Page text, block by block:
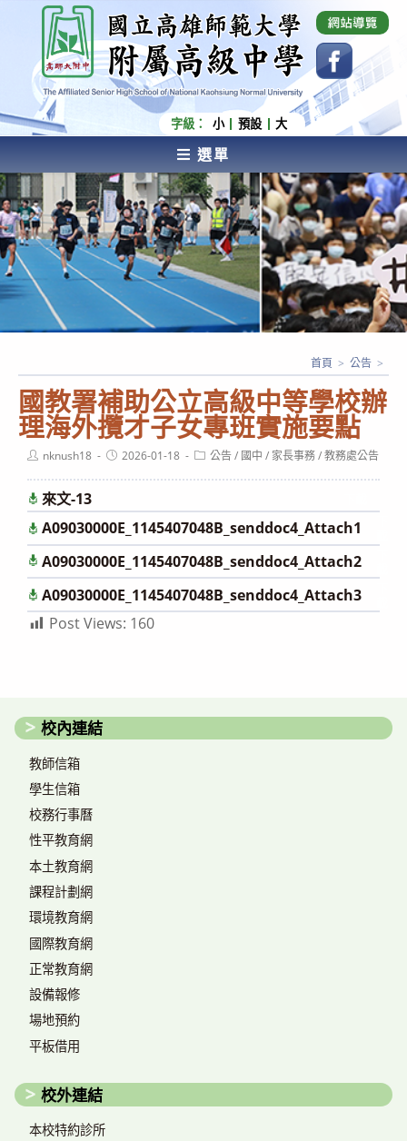
內
容
國立高雄師範大學附屬高級中學 Affiliated Senior
High School of National Kaohsiung Normal
University
字級： 小 預設 大
選單
AFFILIATED SENIOR HIGH SCHOOL OF NATIONAL
KAOHSIUNG NORMAL UNIVERSITY
國教署補助公立高級中等學校辦
理海外攬才子女專班實施要點
首頁 > 公告 >
Postnknush18
Post2026-01-18
Post公告/ 國中 / 家長事務/教務處公告
來文-13
A09030000E_1145407048B_senddoc4_Attach1
A09030000E_1145407048B_senddoc4_Attach2
A09030000E_1145407048B_senddoc4_Attach3
Post Views: 160
校內連結
教師信箱
學生信箱
校務行事曆
性平教育網
本土教育網
課程計劃網
環境教育網
國際教育網
正常教育網
設備報修
場地預約
平板借用
校外連結
本校特約診所